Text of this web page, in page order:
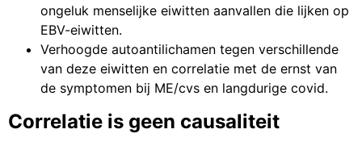
ongeluk menselijke eiwitten aanvallen die lijken op
EBV-eiwitten.
Verhoogde autoantilichamen tegen verschillende
van deze eiwitten en correlatie met de ernst van
de symptomen bij ME/cvs en langdurige covid.
Correlatie is geen causaliteit